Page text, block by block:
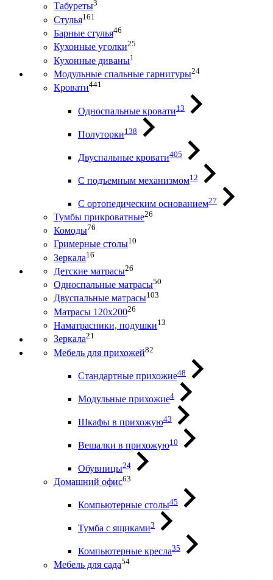
Табуреты3
Стулья161
Барные стулья46
Кухонные уголки25
Кухонные диваны1
Модульные спальные гарнитуры24
Кровати441
Односпальные кровати13
Полуторки138
Двуспальные кровати405
С подъемным механизмом12
С ортопедическим основанием27
Тумбы прикроватные26
Комоды76
Гримерные столы10
Зеркала16
Детские матрасы26
Односпальные матрасы50
Двуспальные матрасы103
Матрасы 120х20026
Наматрасники, подушки13
Зеркала21
Мебель для прихожей82
Стандартные прихожие48
Модульные прихожие4
Шкафы в прихожую43
Вешалки в прихожую10
Обувницы24
Домашний офис63
Компьютерные столы45
Тумба с ящиками3
Компьютерные кресла35
Мебель для сада54